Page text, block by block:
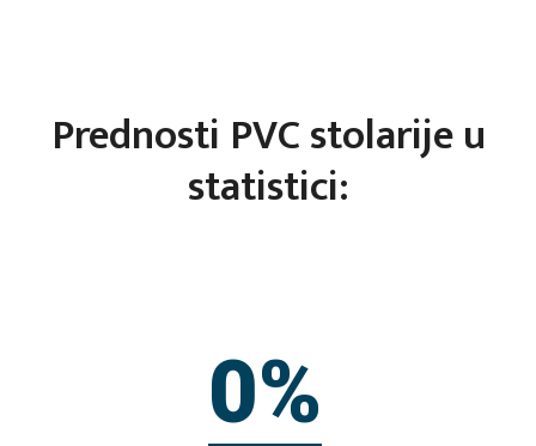
Prednosti PVC stolarije u
statistici:
0%